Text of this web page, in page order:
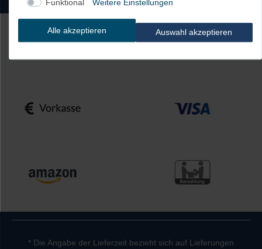
* Die Angabe der Lieferzeit bezieht sich auf Lieferungen
Funktional Weitere Einstellungen
Alle akzeptieren Auswahl akzeptieren